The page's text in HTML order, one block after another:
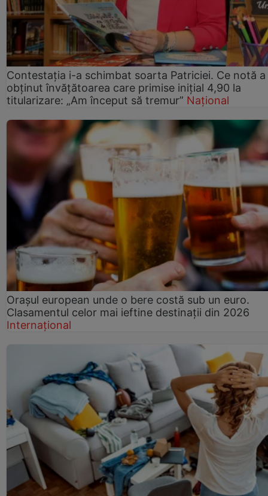
Contestația i-a schimbat soarta Patriciei. Ce notă a
obținut învățătoarea care primise inițial 4,90 la
titularizare: „Am început să tremur” Național
Orașul european unde o bere costă sub un euro.
Clasamentul celor mai ieftine destinații din 2026
Internațional